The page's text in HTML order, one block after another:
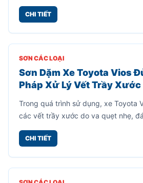
SƠN CÁC LOẠI
Sơn Trực Tiếp Lên Nhựa